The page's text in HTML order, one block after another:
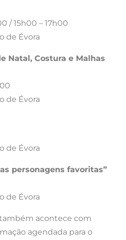
/ 15h00 – 17h00
de Évora
Natal, Costura e Malhas
de Évora
de Évora
personagens favoritas”
de Évora
acontece com
agendada para o